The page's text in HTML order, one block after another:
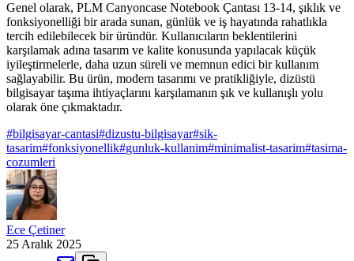
Genel olarak, PLM Canyoncase Notebook Çantası 13-14, şıklık ve
fonksiyonelliği bir arada sunan, günlük ve iş hayatında rahatlıkla
tercih edilebilecek bir üründür. Kullanıcıların beklentilerini
karşılamak adına tasarım ve kalite konusunda yapılacak küçük
iyileştirmelerle, daha uzun süreli ve memnun edici bir kullanım
sağlayabilir. Bu ürün, modern tasarımı ve pratikliğiyle, dizüstü
bilgisayar taşıma ihtiyaçlarını karşılamanın şık ve kullanışlı yolu
olarak öne çıkmaktadır.
#bilgisayar-cantasi#dizustu-bilgisayar#sik-
tasarim#fonksiyonellik#gunluk-kullanim#minimalist-tasarim#tasima-
cozumleri
Ece Çetiner
25 Aralık 2025